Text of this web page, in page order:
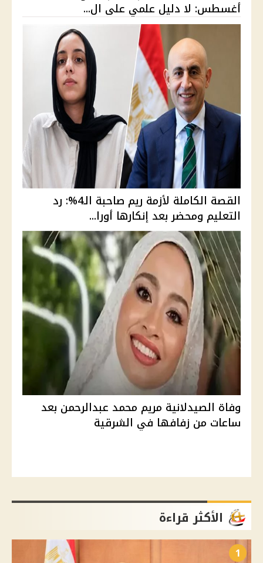
أغسطس: لا دليل علمي على ال...
القصة الكاملة لأزمة ريم صاحبة الـ4%: رد
التعليم ومحضر بعد إنكارها أورا...
وفاة الصيدلانية مريم محمد عبدالرحمن بعد
ساعات من زفافها في الشرقية
الأكثر قراءة
1